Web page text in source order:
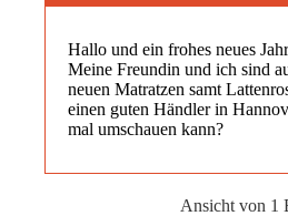
Hallo und ein frohes neues
Meine Freundin und ich sind
neuen Matratzen samt
einen guten Händler in
mal umschauen kann?
Ansicht von 1